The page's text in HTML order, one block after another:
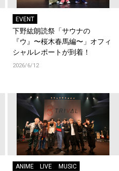
EVENT
下野紘朗読祭「サウナの
『ウ』〜桜木春馬編〜」オフィ
シャルレポートが到着！
2026/6/12
ANIME LIVE MUSIC